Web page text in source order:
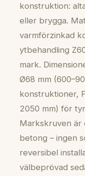
konstruktion:
eller brygga.
varmförzinkad
ytbehandling
mark.
Ø68 mm
konstruktioner,
2050 mm) för
Markskruven är
betong – ingen
reversibel
välbeprövad